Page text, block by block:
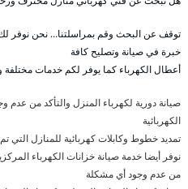
توقف عن البحث وقم بمراسلتنا… نحن نوفر
خبرة في صيانة وتصليح كافة
أعطال الكهرباء كما يوفر لكم خدمات مختلفة
صيانة دورية لكهرباء المنزل والتأكد من
الكهربائية
تمديد خطوط وكابلات كهربائية للمنازل التي تم
نوفر أيضا خدمة صيانة خزانات الكهرباء
من عدم وجود أي مشكلة